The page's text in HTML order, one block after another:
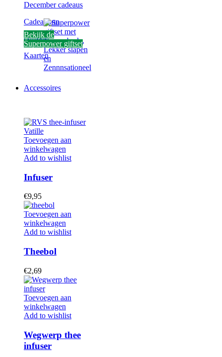
December cadeaus
Cadeaubon
Giftsets
Kaarten
Bekijk de
Superpower giftset
Accessoires
Toevoegen aan
winkelwagen
Add to wishlist
Infuser
€9,95
Toevoegen aan
winkelwagen
Add to wishlist
Theebol
€2,69
Toevoegen aan
winkelwagen
Add to wishlist
Wegwerp thee
infuser